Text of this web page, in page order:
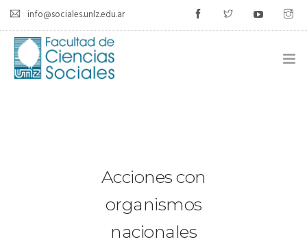
info@sociales.unlz.edu.ar
Acciones con
organismos
nacionales